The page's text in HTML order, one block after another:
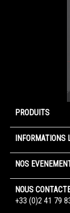
PRODUITS
INFORMATIONS
NOS
NOUS
+33 (0)2 41 79